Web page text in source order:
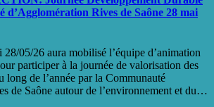
d’Agglomération Rives de Saône 28 mai
05/26 aura mobilisé l’équipe d’animation
participer à la journée de valorisation des
long de l’année par la Communauté
de Saône autour de l’environnement et du…